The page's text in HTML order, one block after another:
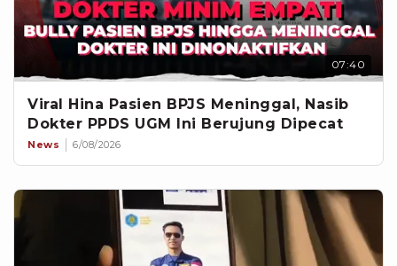
07:40
Viral Hina Pasien BPJS Meninggal, Nasib
Dokter PPDS UGM Ini Berujung Dipecat
News 6/08/2026